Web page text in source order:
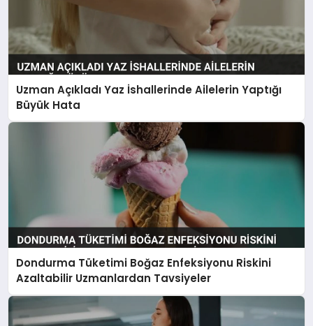
Uzman Açıkladı Yaz İshallerinde Ailelerin Yaptığı
Büyük Hata
Dondurma Tüketimi Boğaz Enfeksiyonu Riskini
Azaltabilir Uzmanlardan Tavsiyeler